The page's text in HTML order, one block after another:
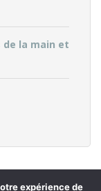
la main et
expérience de